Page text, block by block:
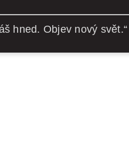
hned. Objev nový svět.“